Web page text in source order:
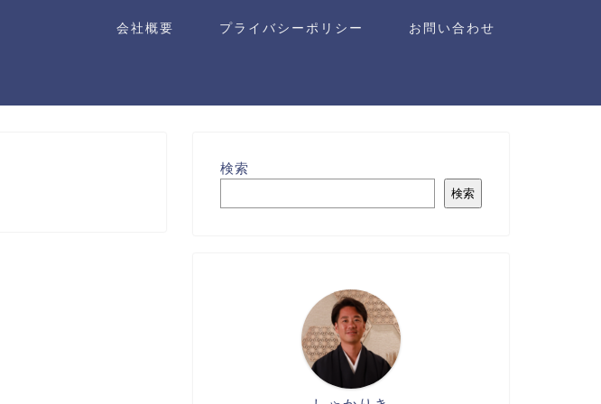
会社概要 プライバシーポリシー お問い合わせ
検索
検索